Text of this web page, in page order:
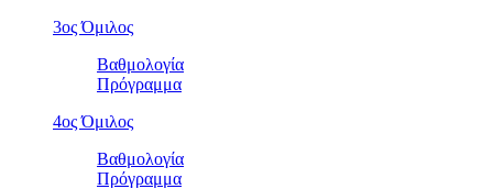
3ος Όμιλος
Βαθμολογία
Πρόγραμμα
4ος Όμιλος
Βαθμολογία
Πρόγραμμα